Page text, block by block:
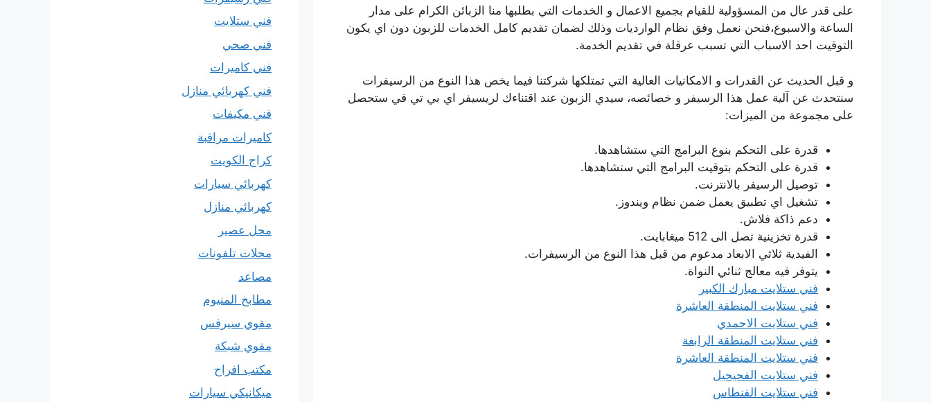
على قدر عال من المسؤولية للقيام بجميع الاعمال و الخدمات التي بطلبها منا الزبائن الكرام على مدار
الساعة والاسبوع،فنحن نعمل وفق نظام الوارديات وذلك لضمان تقديم كامل الخدمات للزبون دون اي يكون
التوقيت احد الاسباب التي تسبب عرقلة في تقديم الخدمة.
و قبل الحديث عن القدرات و الامكانيات العالية التي تمتلكها شركتنا فيما يخص هذا النوع من الرسيفرات
سنتحدث عن آلية عمل هذا الرسيفر و خصائصه، سيدي الزبون عند اقتناءك لريسيفر اي بي تي في ستحصل
على مجموعة من الميزات:
قدرة على التحكم بنوع البرامج التي ستشاهدها.
قدرة على التحكم بتوقيت البرامج التي ستشاهدها.
توصيل الرسيفر بالانترنت.
تشغيل اي تطبيق يعمل ضمن نظام ويندوز.
دعم ذاكة فلاش.
قدرة تخزينية تصل الى 512 ميغابايت.
الفيدية ثلاثي الابعاد مدعوم من قبل هذا النوع من الرسيفرات.
يتوفر فيه معالج ثنائي النواة.
فني ستلايت مبارك الكبير
فني ستلايت المنطقة العاشرة
فني ستلايت الاحمدي
فني ستلايت المنطقة الرابعة
فني ستلايت المنطقة العاشرة
فني ستلايت الفحيحيل
فني ستلايت الفنطاس
فني ستلايت
فني صحي
فني كاميرات
فني كهربائي منازل
فني مكيفات
كاميرات مراقبة
كراج الكويت
كهربائي سيارات
كهربائي منازل
محل عصير
محلات تلفونات
مصاعد
مطابخ المنيوم
مقوي سيرفس
مقوي شبكة
مكتب افراح
ميكانيكي سيارات